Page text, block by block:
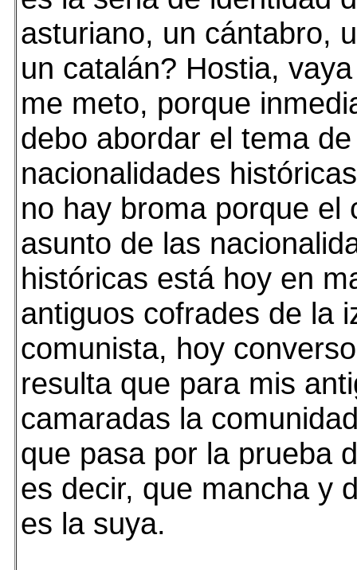
asturiano, un cántabro,
un catalán? Hostia,
me meto, porque
debo abordar el tema
nacionalidades
no hay broma porque el
asunto de las
históricas está hoy en
antiguos cofrades de la
comunista, hoy
resulta que para mis
camaradas la
que pasa por la prueba
es decir, que mancha y
es la suya.